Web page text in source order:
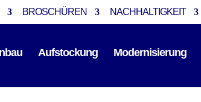
BROSCHÜREN NACHHALTIGKEIT
Aufstockung Modernisierung